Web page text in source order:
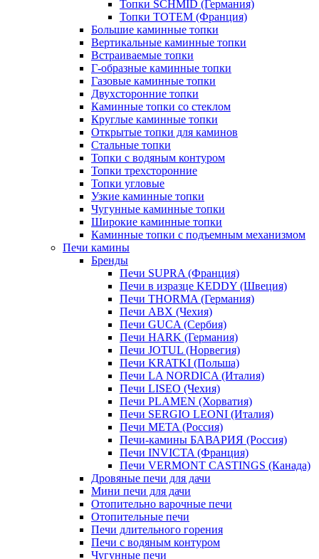
Топки SCHMID (Германия)
Топки TOTEM (Франция)
Большие каминные топки
Вертикальные каминные топки
Встраиваемые топки
Г-образные каминные топки
Газовые каминные топки
Двухсторонние топки
Каминные топки со стеклом
Круглые каминные топки
Открытые топки для каминов
Стальные топки
Топки с водяным контуром
Топки трехсторонние
Топки угловые
Узкие каминные топки
Чугунные каминные топки
Широкие каминные топки
Каминные топки с подъемным механизмом
Печи камины
Бренды
Печи SUPRA (Франция)
Печи в изразце KEDDY (Швеция)
Печи THORMA (Германия)
Печи ABX (Чехия)
Печи GUCA (Сербия)
Печи HARK (Германия)
Печи JOTUL (Норвегия)
Печи KRATKI (Польша)
Печи LA NORDICA (Италия)
Печи LISEO (Чехия)
Печи PLAMEN (Хорватия)
Печи SERGIO LEONI (Италия)
Печи META (Россия)
Печи-камины БАВАРИЯ (Россия)
Печи INVICTA (Франция)
Печи VERMONT CASTINGS (Канада)
Дровяные печи для дачи
Мини печи для дачи
Отопительно варочные печи
Отопительные печи
Печи длительного горения
Печи с водяным контуром
Чугунные печи